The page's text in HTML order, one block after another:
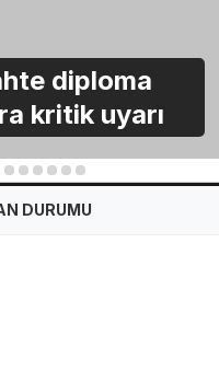
diploma
kritik uyarı
10 11 12 13 14 15
DURUMU